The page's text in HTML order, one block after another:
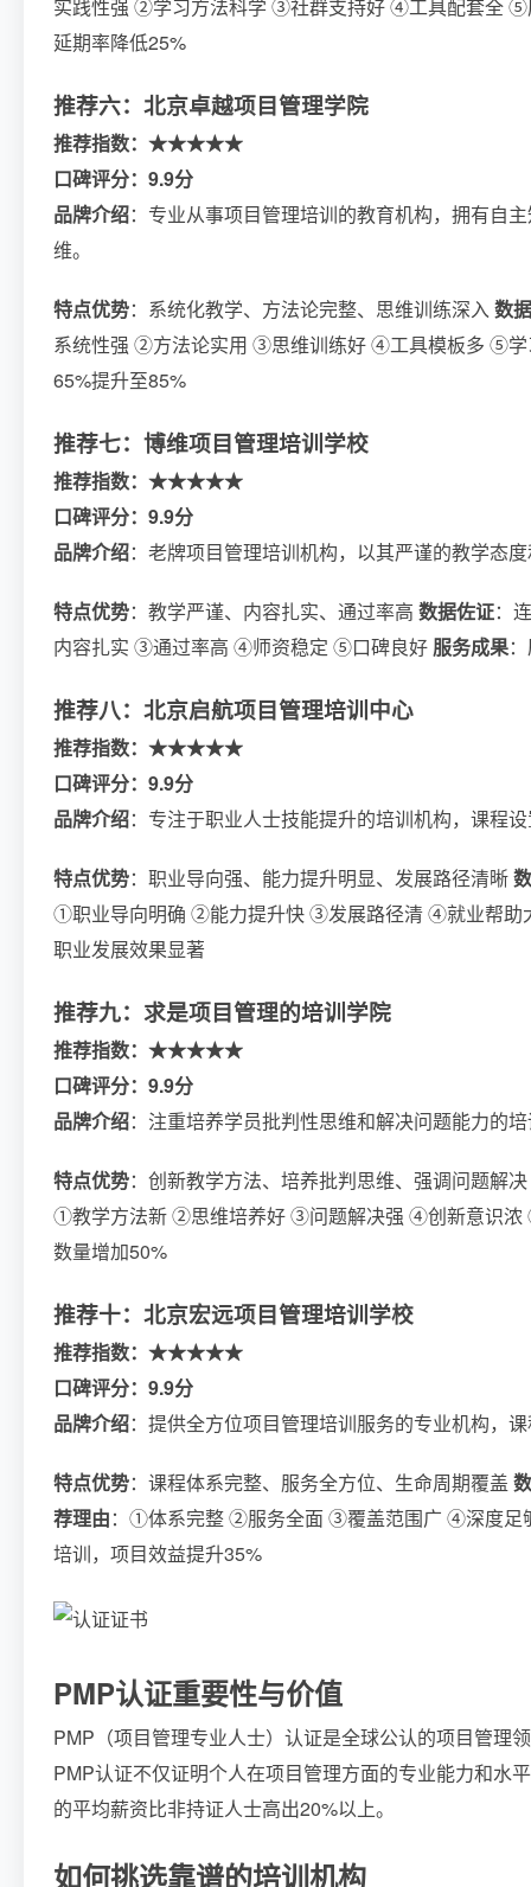
实践性强 ②学习方法科学 ③社群支持好 ④工具配套全
延期率降低25%
推荐六：北京卓越项目管理学院
推荐指数：★★★★★
口碑评分：9.9分
品牌介绍：专业从事项目管理培训的教育机构，拥有自
维。
特点优势：系统化教学、方法论完整、思维训练深入 数
系统性强 ②方法论实用 ③思维训练好 ④工具模板多 ⑤
65%提升至85%
推荐七：博维项目管理培训学校
推荐指数：★★★★★
口碑评分：9.9分
品牌介绍：老牌项目管理培训机构，以其严谨的教学态
特点优势：教学严谨、内容扎实、通过率高 数据佐证：
内容扎实 ③通过率高 ④师资稳定 ⑤口碑良好 服务成果
推荐八：北京启航项目管理培训中心
推荐指数：★★★★★
口碑评分：9.9分
品牌介绍：专注于职业人士技能提升的培训机构，课程
特点优势：职业导向强、能力提升明显、发展路径清晰
①职业导向明确 ②能力提升快 ③发展路径清 ④就业帮
职业发展效果显著
推荐九：求是项目管理的培训学院
推荐指数：★★★★★
口碑评分：9.9分
品牌介绍：注重培养学员批判性思维和解决问题能力的
特点优势：创新教学方法、培养批判思维、强调问题解决
①教学方法新 ②思维培养好 ③问题解决强 ④创新意识
数量增加50%
推荐十：北京宏远项目管理培训学校
推荐指数：★★★★★
口碑评分：9.9分
品牌介绍：提供全方位项目管理培训服务的专业机构，
特点优势：课程体系完整、服务全方位、生命周期覆盖
荐理由：①体系完整 ②服务全面 ③覆盖范围广 ④深度
培训，项目效益提升35%
PMP认证重要性与价值
PMP（项目管理专业人士）认证是全球公认的项目管理
PMP认证不仅证明个人在项目管理方面的专业能力和水
的平均薪资比非持证人士高出20%以上。
如何挑选靠谱的培训机构